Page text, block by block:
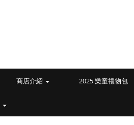
商店介紹 2025 樂童禮物包